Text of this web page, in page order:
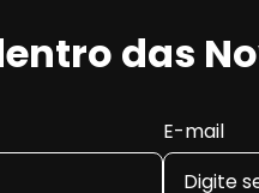
das
E-mail